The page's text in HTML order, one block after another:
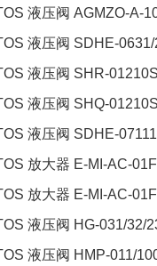
液压阀 AGMZO-A-
液压阀 SDHE-
液压阀 SHR-
液压阀 SHQ-
液压阀 SDHE-
放大器 E-MI-AC-
放大器 E-MI-AC-
液压阀 HG-031/32/
液压阀 HMP-011/